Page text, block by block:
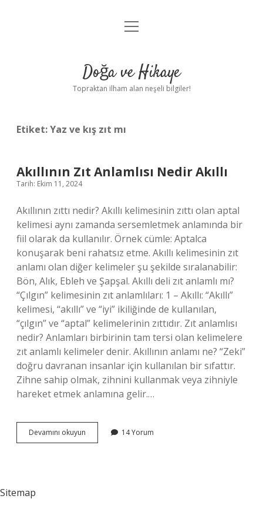
Anasayfa
Yasal Uyarı
menüyü
Doğa ve Hikaye
Topraktan ilham alan neşeli bilgiler!
Etiket:Yaz ve kış zıt mı
Akıllının Zıt Anlamlısı Nedir Akıllı
Tarih: Ekim 11, 2024
Akıllının zıttı nedir? Akıllı kelimesinin zıttı olan aptal
kelimesi aynı zamanda sersemletmek anlamında bir
fiil olarak da kullanılır. Örnek cümle: Aptalca
konuşarak beni rahatsız etme. Akıllı kelimesinin zıt
anlamı olan diğer kelimeler şu şekilde sıralanabilir:
Bön, Alık, Ebleh ve Şapşal. Akıllı deli zıt anlamlı mı?
“Çılgın” kelimesinin zıt anlamlıları: 1 – Akıllı: “Akıllı”
kelimesi, “akıllı” ve “iyi” ikiliğinde de kullanılan,
“çılgın” ve “aptal” kelimelerinin zıttıdır. Zıt anlamlısı
nedir? Anlamları birbirinin tam tersi olan kelimelere
zıt anlamlı kelimeler denir. Akıllının anlamı ne? “Zeki”
doğru davranan insanlar için kullanılan bir sıfattır.
Zihne sahip olmak, zihnini kullanmak veya zihniyle
hareket etmek anlamına gelir.…
Devamını okuyun
Zıt
14 Yorum
Sitemap